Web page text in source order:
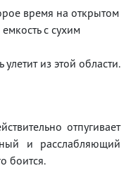
время на открытом
с сухим
из этой области.
отпугивает
и расслабляющий
боится.